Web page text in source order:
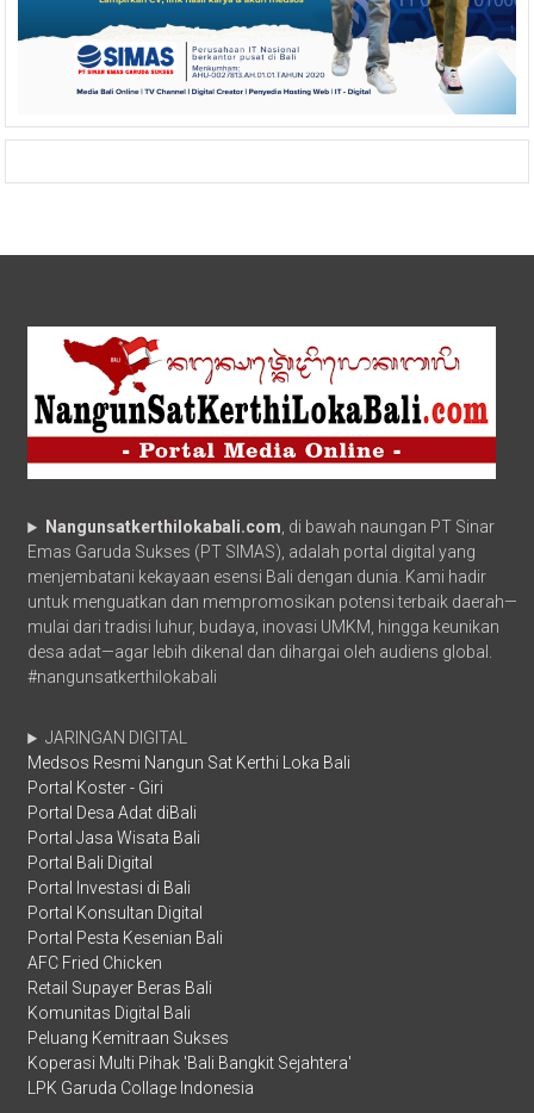
Nangunsatkerthilokabali.com, di bawah naungan PT Sinar
Emas Garuda Sukses (PT SIMAS), adalah portal digital yang
menjembatani kekayaan esensi Bali dengan dunia. Kami hadir
untuk menguatkan dan mempromosikan potensi terbaik daerah—
mulai dari tradisi luhur, budaya, inovasi UMKM, hingga keunikan
desa adat—agar lebih dikenal dan dihargai oleh audiens global.
#nangunsatkerthilokabali
JARINGAN DIGITAL
Medsos Resmi Nangun Sat Kerthi Loka Bali
Portal Koster - Giri
Portal Desa Adat diBali
Portal Jasa Wisata Bali
Portal Bali Digital
Portal Investasi di Bali
Portal Konsultan Digital
Portal Pesta Kesenian Bali
AFC Fried Chicken
Retail Supayer Beras Bali
Komunitas Digital Bali
Peluang Kemitraan Sukses
Koperasi Multi Pihak 'Bali Bangkit Sejahtera'
LPK Garuda Collage Indonesia